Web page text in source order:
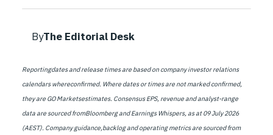
ByThe Editorial Desk
Reportingdates and release times are based on company investor relations
calendars whereconfirmed. Where dates or times are not marked confirmed,
they are GO Marketsestimates. Consensus EPS, revenue and analyst-range
data are sourced fromBloomberg and Earnings Whispers, as at 09 July 2026
(AEST). Company guidance,backlog and operating metrics are sourced from